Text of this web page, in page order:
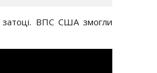
затоці. ВПС США змогли